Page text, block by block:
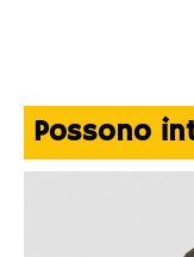
Possono